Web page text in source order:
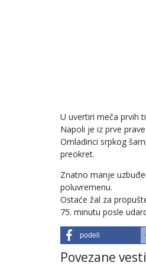
U uvertiri meča prvih
Napoli je iz prve
Omladinci srpkog
preokret.
Znatno manje
poluvremenu.
Ostaće žal za
75. minutu posle
podeli
Povezane vesti